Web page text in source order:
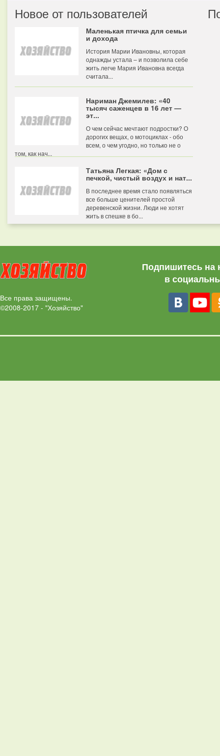
Новое от пользователей
Маленькая птичка для семьи
и дохода
История Марии Ивановны, которая
однажды устала – и позволила себе
жить легче Мария Ивановна всегда
считала...
Нариман Джемилев: «40
тысяч саженцев в 16 лет —
эт...
О чем сейчас мечтают подростки? О
дорогих вещах, о мотоциклах - обо
всем, о чем угодно, но только не о
том, как нач...
Татьяна Легкая: «Дом с
печкой, чистый воздух и нат...
В последнее время стало появляться
все больше ценителей простой
деревенской жизни. Люди не хотят
жить в спешке в бо...
Все права защищены.
©2008-2017 - "Хозяйство"
Подпишитесь на
в